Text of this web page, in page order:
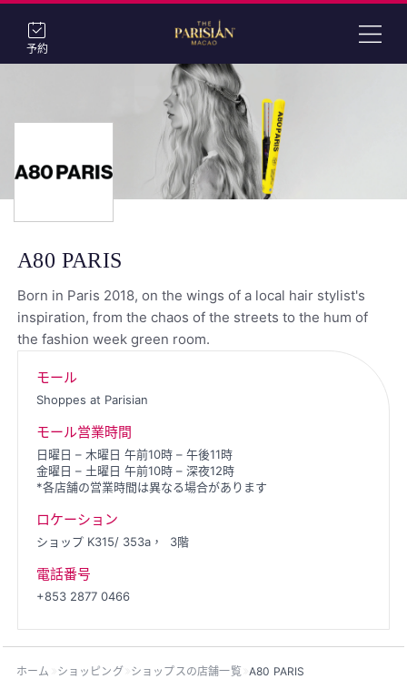
予約
A80 PARIS
Born in Paris 2018, on the wings of a local hair stylist's
inspiration, from the chaos of the streets to the hum of
the fashion week green room.
モール
Shoppes at Parisian
モール営業時間
日曜日 – 木曜日 午前10時 – 午後11時
金曜日 – 土曜日 午前10時 – 深夜12時
*各店舗の営業時間は異なる場合があります
ロケーション
ショップ K315/ 353a， 3階
電話番号
+853 2877 0466
ホーム ショッピング ショップスの店舗一覧 A80 PARIS